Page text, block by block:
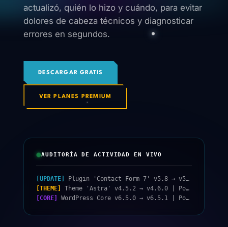
actualizó, quién lo hizo y cuándo, para evitar
dolores de cabeza técnicos y diagnosticar
errores en segundos.
DESCARGAR GRATIS
VER PLANES PREMIUM
AUDITORÍA DE ACTIVIDAD EN VIVO
[UPDATE]
Plugin 'Contact Form 7' v5.8 → v5.9 | Por: admin | Hoy 10:15
[THEME] Theme 'Astra' v4.5.2 → v4.6.0 | Por: system_cron | Hoy 04:30
[CORE] WordPress Core v6.5.0 → v6.5.1 | Por: jorge.diaz | Ayer 18:22